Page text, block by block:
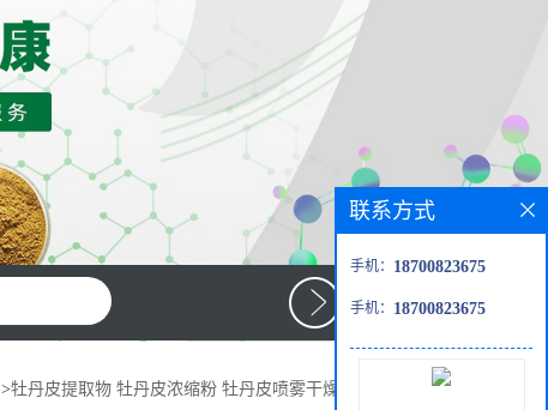
>牡丹皮提取物 牡丹皮浓缩粉 牡丹皮喷雾干燥粉Cortex Moutan
联系方式
手机： 18700823675
手机： 18700823675